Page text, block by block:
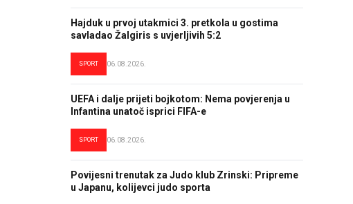
Hajduk u prvoj utakmici 3. pretkola u gostima
savladao Žalgiris s uvjerljivih 5:2
SPORT 06.08.2026.
UEFA i dalje prijeti bojkotom: Nema povjerenja u
Infantina unatoč isprici FIFA-e
SPORT 06.08.2026.
Povijesni trenutak za Judo klub Zrinski: Pripreme
u Japanu, kolijevci judo sporta